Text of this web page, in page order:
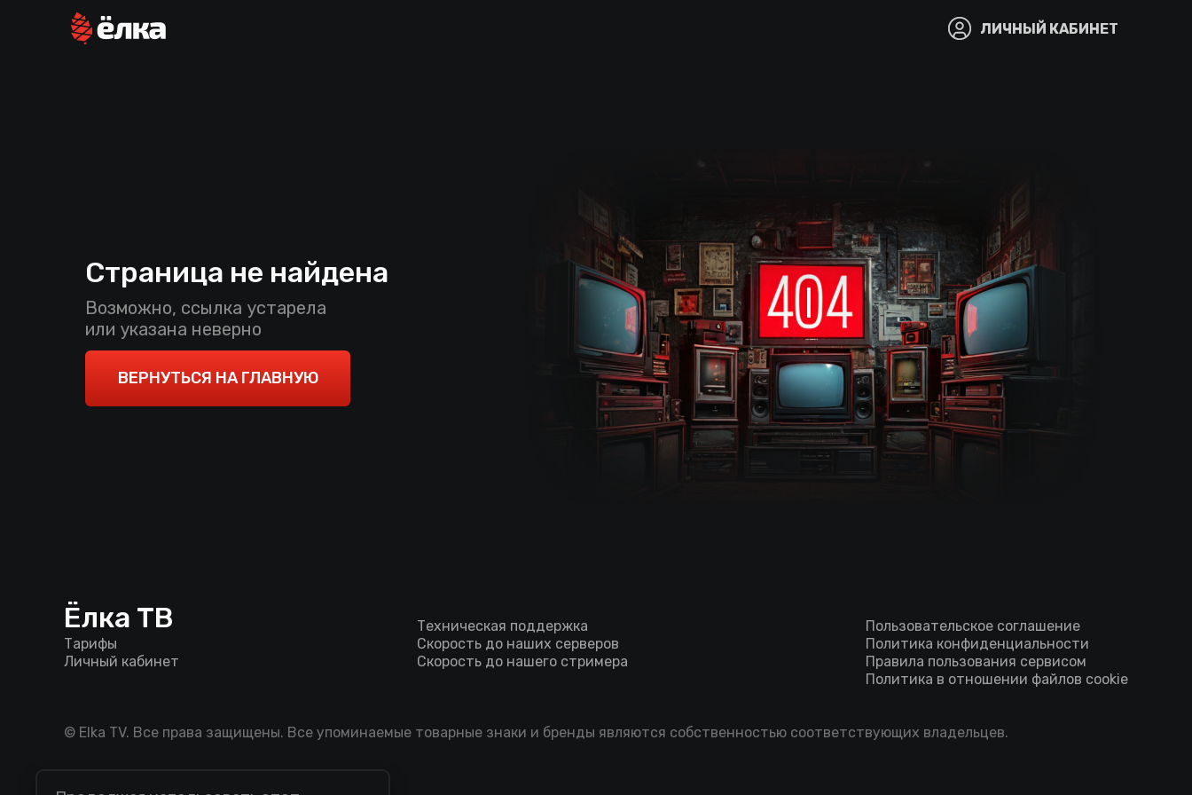
ЛИЧНЫЙ КАБИНЕТ
Страница не найдена
Возможно, ссылка устарела
или указана неверно
ВЕРНУТЬСЯ НА ГЛАВНУЮ
Ёлка ТВ
Тарифы
Личный кабинет
Техническая поддержка
Скорость до наших серверов
Скорость до нашего стримера
Пользовательское соглашение
Политика конфиденциальности
Правила пользования сервисом
Политика в отношении файлов cookie
© Elka TV. Все права защищены. Все упоминаемые товарные знаки и бренды являются собственностью соответствующих владельцев.